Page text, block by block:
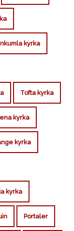
kyrka
Tofta kyrka
kyrka
kyrka
kyrka
Portaler